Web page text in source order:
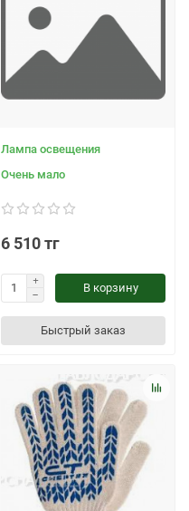
Лампа освещения
Очень мало
6 510 тг
В корзину
Быстрый заказ